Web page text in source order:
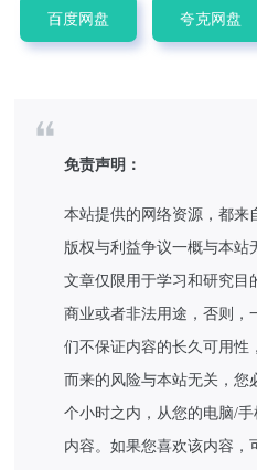
百度网盘 夸克网盘
免责声明：
本站提供的网络资源，都来
版权与利益争议一概与本站
文章仅限用于学习和研究目
商业或者非法用途，否则，
们不保证内容的长久可用性
而来的风险与本站无关，您
个小时之内，从您的电脑/
内容。如果您喜欢该内容，